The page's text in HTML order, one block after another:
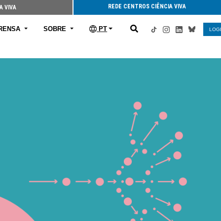
VIVA REDE CENTROS CIÊNCIA VIVA
SOBRE PT